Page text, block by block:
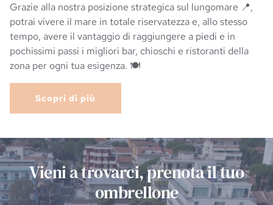
Grazie alla nostra posizione strategica sul lungomare 📍,
potrai vivere il mare in totale riservatezza e, allo stesso
tempo, avere il vantaggio di raggiungere a piedi e in
pochissimi passi i migliori bar, chioschi e ristoranti della
zona per ogni tua esigenza. 🍽️
Scopri di più
Vieni a trovarci, prenota il tuo
ombrellone